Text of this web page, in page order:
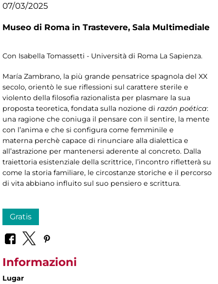
07/03/2025
Museo di Roma in Trastevere, Sala Multimediale
Con Isabella Tomassetti - Università di Roma La Sapienza.
María Zambrano, la più grande pensatrice spagnola del XX
secolo, orientò le sue riflessioni sul carattere sterile e
violento della filosofia razionalista per plasmare la sua
proposta teoretica, fondata sulla nozione di razón poética:
una ragione che coniuga il pensare con il sentire, la mente
con l’anima e che si configura come femminile e
materna perchè capace di rinunciare alla dialettica e
all’astrazione per mantenersi aderente al concreto. Dalla
traiettoria esistenziale della scrittrice, l’incontro rifletterà su
come la storia familiare, le circostanze storiche e il percorso
di vita abbiano influito sul suo pensiero e scrittura.
Gratis
Informazioni
Lugar